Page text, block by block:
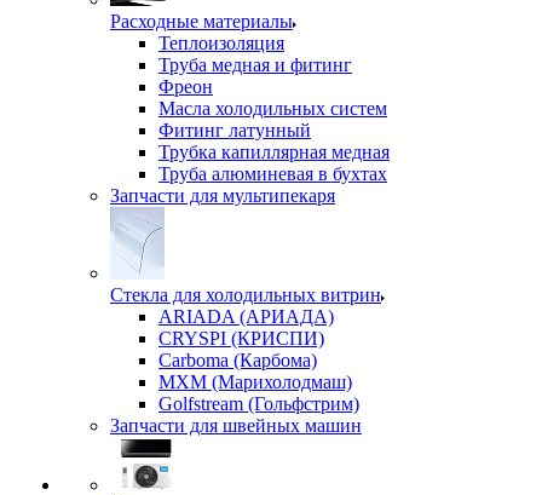
Расходные материалы
Теплоизоляция
Труба медная и фитинг
Фреон
Масла холодильных систем
Фитинг латунный
Трубка капиллярная медная
Труба алюминевая в бухтах
Запчасти для мультипекаря
Стекла для холодильных витрин
ARIADA (АРИАДА)
CRYSPI (КРИСПИ)
Carboma (Карбома)
MXM (Марихолодмаш)
Golfstream (Гольфстрим)
Запчасти для швейных машин